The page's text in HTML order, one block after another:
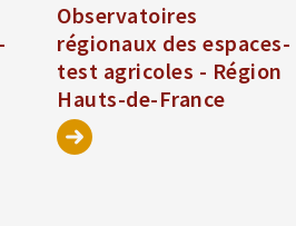
Observatoires
régionaux des espaces-
test agricoles - Région
Hauts-de-France